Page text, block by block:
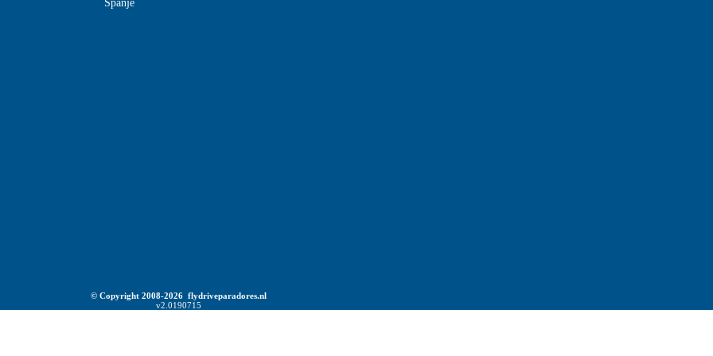
Spanje
© Copyright 2008-2026 flydriveparadores.nl
v2.0190715